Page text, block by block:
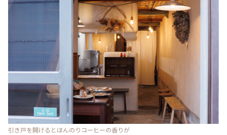
引き戸を開けるとほんのりコーヒーの香りが